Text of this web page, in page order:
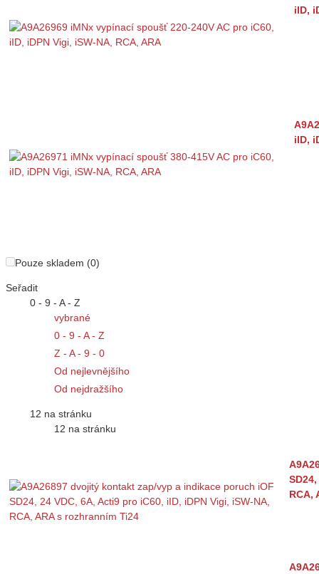
iID,
iID,
Pouze skladem (0)
Seřadit
0 - 9 - A - Z
vybrané
0 - 9 - A - Z
Z - A - 9 - 0
Od nejlevnějšího
Od nejdražšího
12 na stránku
12 na stránku
RCA,